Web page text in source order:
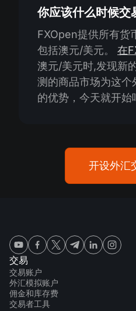
你应该什么时候交
FXOpen提供所有货
包括澳元/美元。 在
澳元/美元时,发现新
测的商品市场为这个
的优势，今天就开始
开设外汇
交易
交易账户
外汇模拟账户
佣金和库存费
交易者工具